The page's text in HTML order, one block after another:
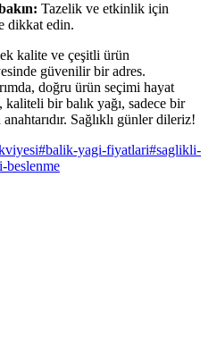
Tazelik ve etkinlik için
dikkat edin.
kalite ve çeşitli ürün
güvenilir bir adres.
doğru ürün seçimi hayat
bir balık yağı, sadece bir
Sağlıklı günler dileriz!
#balik-yagi-fiyatlari#saglikli-
beslenme